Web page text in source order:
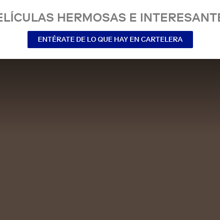
HERMOSAS E
ENTÉRATE DE LO QUE HAY EN CARTELERA